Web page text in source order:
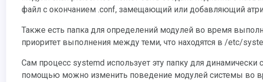
файл с окончанием .conf, замещающий или добавляющий
Также есть папка для определений модулей во время выполнения - /run/systemd/system. Файлы модулей в ней имеют
приоритет выполнения между теми, что находятся в /etc/
Сам процесс systemd использует эту папку для динамически создаваемых модулей во время выполнения. С ее
помощью можно изменить поведение модулей системы во